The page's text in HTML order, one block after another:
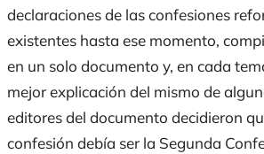
declaraciones de las confesiones
existentes hasta ese momento,
en un solo documento y, en cada
mejor explicación del mismo de
editores del documento decidieron
confesión debía ser la Segunda